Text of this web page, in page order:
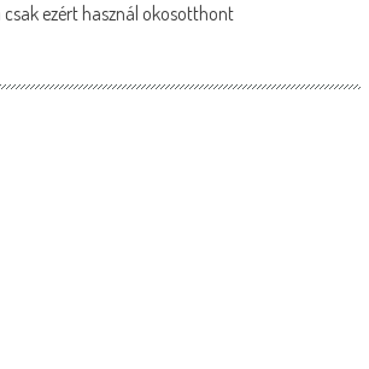
ezért használ okosotthont